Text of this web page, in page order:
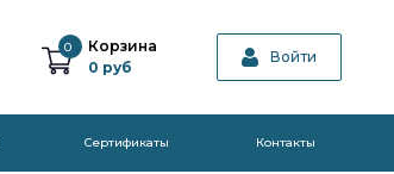
0
Корзина
0 руб
Войти
Cертификаты Контакты